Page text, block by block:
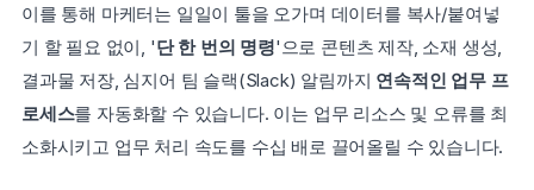
이를 통해 마케터는 일일이 툴을 오가며 데이터를 복사/붙여넣
기 할 필요 없이, '단 한 번의 명령'으로 콘텐츠 제작, 소재 생성,
결과물 저장, 심지어 팀 슬랙(Slack) 알림까지 연속적인 업무 프
로세스를 자동화할 수 있습니다. 이는 업무 리소스 및 오류를 최
소화시키고 업무 처리 속도를 수십 배로 끌어올릴 수 있습니다.